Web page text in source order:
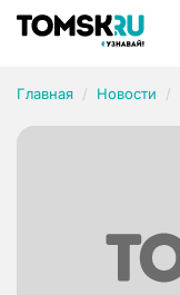
Главная Новости